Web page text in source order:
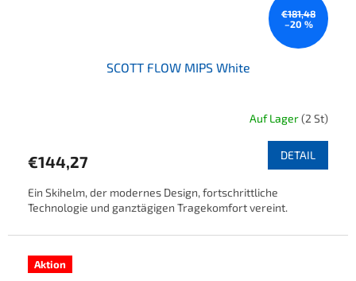
€181,48
–20 %
SCOTT FLOW MIPS White
Auf Lager(2 St)
€144,27 DETAIL
Ein Skihelm, der modernes Design, fortschrittliche
Technologie und ganztägigen Tragekomfort vereint.
Aktion